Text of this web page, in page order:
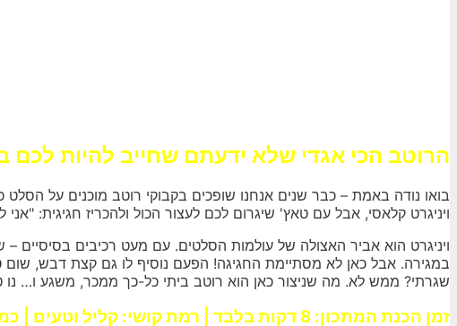
הרוטב הכי אגדי שלא ידעתם שחייב להיות לכם
בואו נודה באמת – כבר שנים אנחנו שופכים בקבוקי רוטב מוכנים על
ויניגרט קלאסי, אבל עם טאץ' שיגרום לכם לעצור הכול ולהכריז חגיגית: "אני
ויניגרט הוא אביר האצולה של עולמות הסלטים. עם מעט רכיבים
במגירה. אבל כאן לא מסתיימת החגיגה! הפעם נוסיף לו גם קצת דבש,
שגרתי? ממש לא. מה שניצור כאן הוא רוטב ביתי כל-כך ממכר, משגע ו… נו
זמן הכנת המתכון: 8 דקות בלבד | רמת קושי: קליל וטעים | כמות: מספיק ל-6-8 מנות סלט נדיבות